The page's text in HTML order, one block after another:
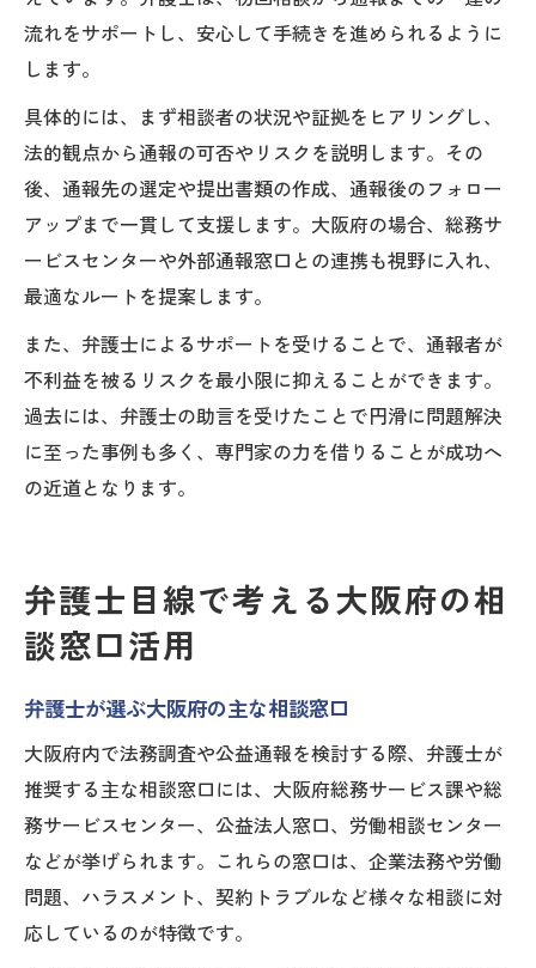
流れをサポートし、安心して手続きを進められるように
します。
具体的には、まず相談者の状況や証拠をヒアリングし、
法的観点から通報の可否やリスクを説明します。その
後、通報先の選定や提出書類の作成、通報後のフォロー
アップまで一貫して支援します。大阪府の場合、総務サ
ービスセンターや外部通報窓口との連携も視野に入れ、
最適なルートを提案します。
また、弁護士によるサポートを受けることで、通報者が
不利益を被るリスクを最小限に抑えることができます。
過去には、弁護士の助言を受けたことで円滑に問題解決
に至った事例も多く、専門家の力を借りることが成功へ
の近道となります。
弁護士目線で考える大阪府の相
談窓口活用
弁護士が選ぶ大阪府の主な相談窓口
大阪府内で法務調査や公益通報を検討する際、弁護士が
推奨する主な相談窓口には、大阪府総務サービス課や総
務サービスセンター、公益法人窓口、労働相談センター
などが挙げられます。これらの窓口は、企業法務や労働
問題、ハラスメント、契約トラブルなど様々な相談に対
応しているのが特徴です。